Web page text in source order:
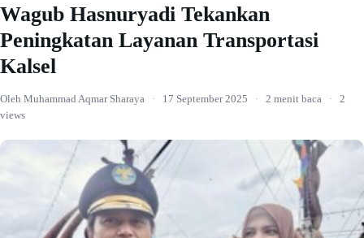
Wagub Hasnuryadi Tekankan
Peningkatan Layanan Transportasi
Kalsel
Oleh Muhammad Aqmar Sharaya · 17 September 2025 · 2 menit baca ·
2
views